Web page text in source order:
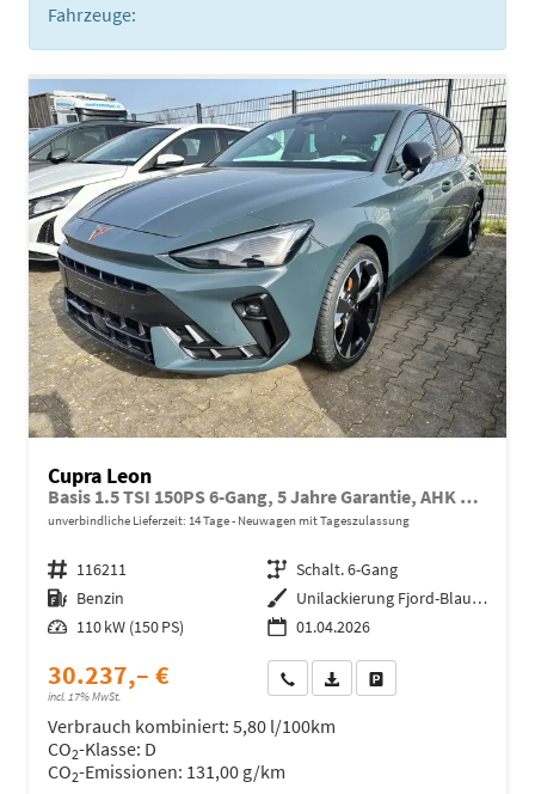
Fahrzeuge:
Cupra Leon
Basis 1.5 TSI 150PS 6-Gang, 5 Jahre Garantie, AHK SCHWENKBAR, MATRIX-LED, EDGE-PAKET, WINTER-PAKET, 18" Alufelgen, Voll-LED-Scheinwerfer, 3Z-Climatronic, ACC/Tempomat, Digitales Cockpit, Full Link, Parksensoren v/h, Privacy-Glas, M-Lederlenkrad
unverbindliche Lieferzeit: 14 Tage Neuwagen mit Tageszulassung
Fahrzeugnr. 116211 Getriebe Schalt. 6-Gang
Kraftstoff Benzin Außenfarbe
Unilackierung Fjord-Blau (Vermerk: hohe Lackempfindlichkeit!)
Leistung 110 kW (150 PS) 01.04.2026
30.237,– €
incl. 17% MwSt.
Wir rufen Sie anFahrzeugexposé (PDF)
Verbrauch kombiniert: 5,80 l/100km
CO2-Klasse: D
CO2-Emissionen: 131,00 g/km